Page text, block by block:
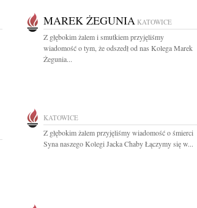
MAREK ŻEGUNIA KATOWICE
Z głębokim żalem i smutkiem przyjęliśmy
wiadomość o tym, że odszedł od nas Kolega Marek
Żegunia...
KATOWICE
Z głębokim żalem przyjęliśmy wiadomość o śmierci
Syna naszego Kolegi Jacka Chaby Łączymy się w...